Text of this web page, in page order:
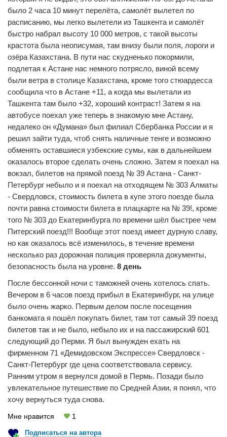
было 2 часа 10 минут перелёта, самолёт вылетел по
расписанию, мы легко вылетели из Ташкента и самолёт
быстро набрал высоту 10 000 метров, с такой высоты
крастота была неописумая, там внизу были поля, лороги и
озёра Казахстана. В пути нас скудненько покормили,
подлетая к Астане нас немного потрясло, виной всему
были ветра в столице Казахстана, кроме того стюардесса
сообщила что в Астане +11, а когда мы вылетали из
Ташкента там было +32, хороший контраст! Затем я на
автобусе поехал уже теперь в знакомую мне Астану,
недалеко он «Думана» был филиал Сбербанка России и я
решил зайти туда, чтоб снять наличные тенге и возможно
обменять оставшиеся узбекские сумы, как в дальнейшем
оказалось второе сделать очень сложно. Затем я поехал на
вокзал, билетов на прямой поезд № 39 Астана - Санкт-
Петербург небыло и я поехал на отходящем № 303 Алматы
- Свердловск, стоимость билета в купе этого поезде была
почти равна стоимости билета в плацкарте на № 39!, кроме
того № 303 до Екатеринбурга по времени шёл быстрее чем
Питерский поезд!!! Вообще этот поезд имеет дурную славу,
но как оказалось всё изменилось, в течение времени
несколько раз дорожная полиция проверяла документы,
безопасность была на уровне. 8 день
После бессонной ночи с таможней очень хотелось спать.
Вечером в 6 часов поезд прибыл в Екатеринбург, на улице
было очень жарко. Первым делом после посещения
банкомата я пошёл покупать билет, там тот самый 39 поезд
билетов так и не было, небыло их и на пассажирский 601
следующий до Перми. Я был вынужден ехать на
фирменном 71 «Демидовском Экспрессе» Свердловск -
Санкт-Петербург где цена соответствовала сервису.
Ранним утром я вернулся домой в Пермь. Позади было
увлекательное путешествие по Средней Азии, я понял, что
хочу вернуться туда снова.
Мне нравится 1
Подписаться на автора